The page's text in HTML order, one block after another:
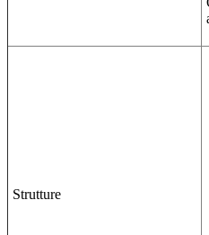
Strutture